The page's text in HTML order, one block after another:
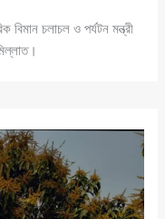
বিমান চলাচল ও পর্যটন মন্ত্রী